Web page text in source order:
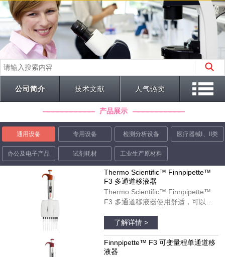
公司简介 技术文献 人气热卖
产品展示
通用设备 专用设备 检测分析设备 医疗器械Ⅰ、II类
办公及电子产品 试剂耗材 工业生产原材料
Thermo Scientific™ Finnpipette™
F3 多通道移液器
Thermo Scientific™ Finnpipette™
F3 多通道移液器使用舒适，可以在
识的宽型指状支托和人体工程学柄设
计可以改善您的移液体验。
Finnpipette F3 移液器可以用于单个
和多通道模具。货号：4660050；
了解详情 >
Finnpipette™ F3 可变量程单通道移
液器